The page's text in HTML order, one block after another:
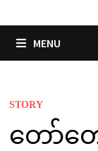
MENU
STORY
တော်တ